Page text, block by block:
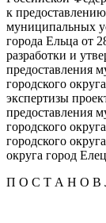
к
муниципальных
города Ельца от
разработки и
предоставления
городского
экспертизы
предоставления
городского
городского
округа город Елец
П О С Т А Н О В